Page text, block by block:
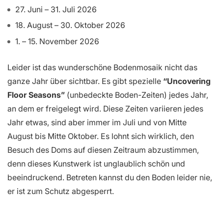
27. Juni – 31. Juli 2026
18. August – 30. Oktober 2026
1. – 15. November 2026
Leider ist das wunderschöne Bodenmosaik nicht das
ganze Jahr über sichtbar. Es gibt spezielle “Uncovering
Floor Seasons” (unbedeckte Boden-Zeiten) jedes Jahr,
an dem er freigelegt wird. Diese Zeiten variieren jedes
Jahr etwas, sind aber immer im Juli und von Mitte
August bis Mitte Oktober. Es lohnt sich wirklich, den
Besuch des Doms auf diesen Zeitraum abzustimmen,
denn dieses Kunstwerk ist unglaublich schön und
beeindruckend. Betreten kannst du den Boden leider nie,
er ist zum Schutz abgesperrt.